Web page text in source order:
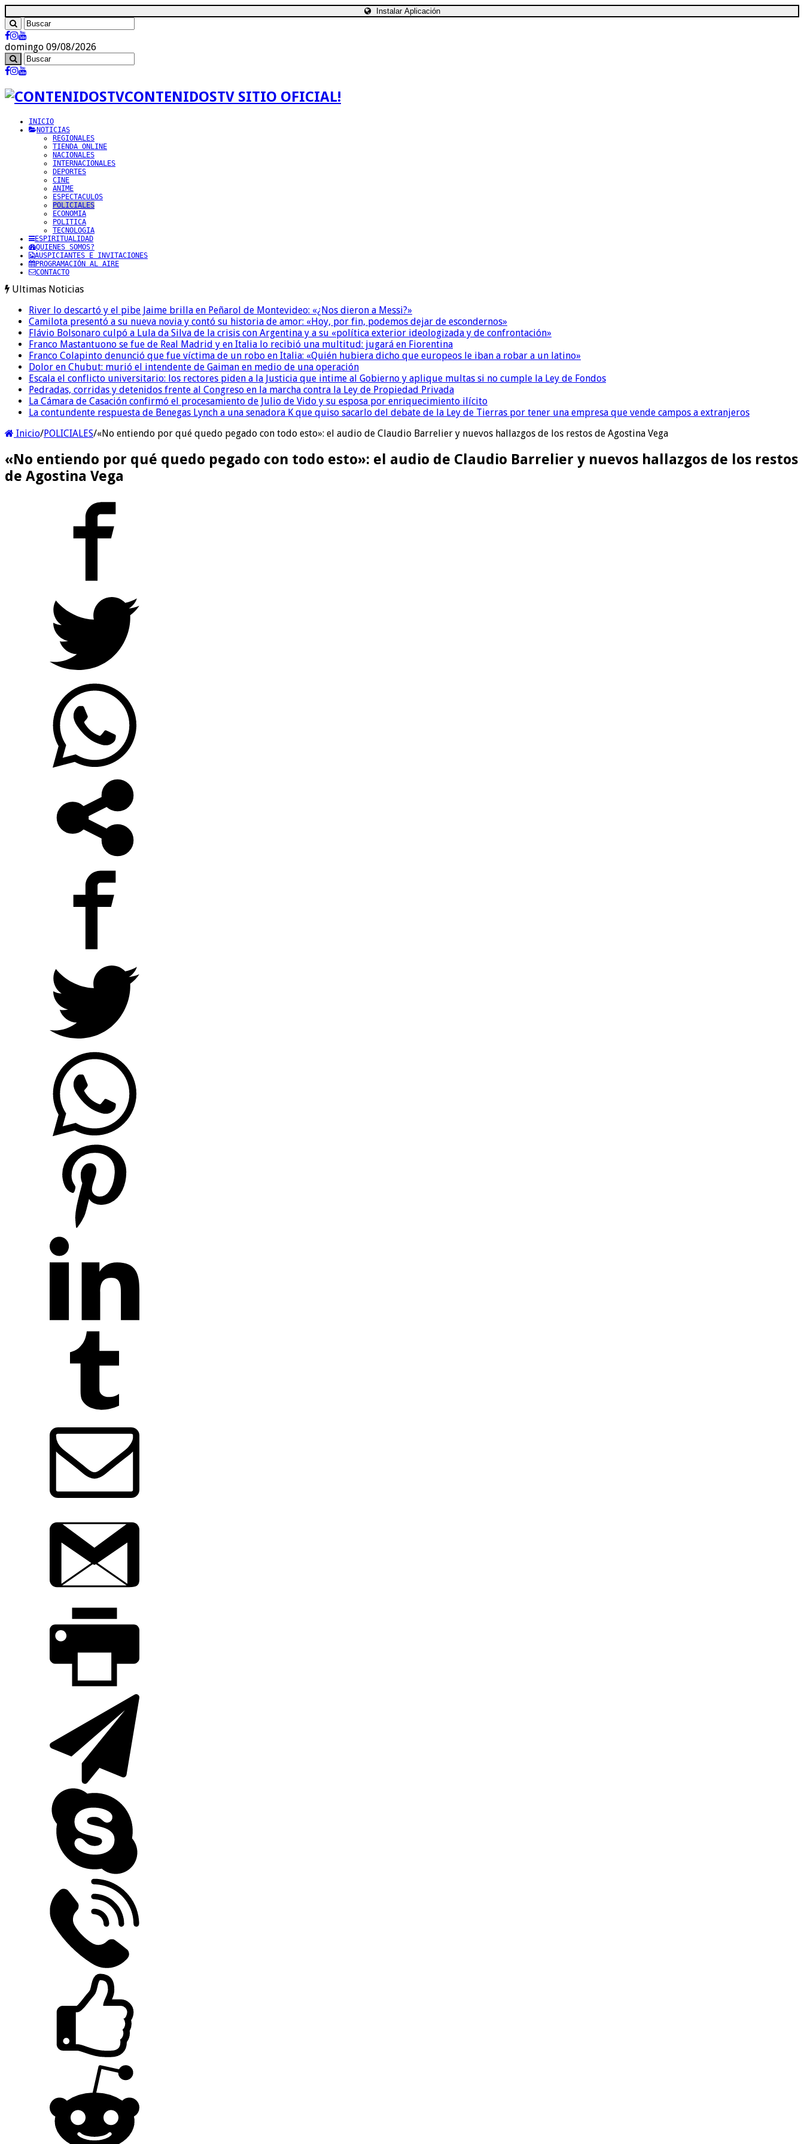
Instalar Aplicación
domingo 09/08/2026
CONTENIDOSTV SITIO OFICIAL!
INICIO
NOTICIAS
REGIONALES
TIENDA ONLINE
NACIONALES
INTERNACIONALES
DEPORTES
CINE
ANIME
ESPECTACULOS
POLICIALES
ECONOMIA
POLITICA
TECNOLOGIA
ESPIRITUALIDAD
QUIENES SOMOS?
AUSPICIANTES E INVITACIONES
PROGRAMACIÓN AL AIRE
CONTACTO
Ultimas Noticias
River lo descartó y el pibe Jaime brilla en Peñarol de Montevideo: «¿Nos dieron a Messi?»
Camilota presentó a su nueva novia y contó su historia de amor: «Hoy, por fin, podemos dejar de escondernos»
Flávio Bolsonaro culpó a Lula da Silva de la crisis con Argentina y a su «política exterior ideologizada y de confrontación»
Franco Mastantuono se fue de Real Madrid y en Italia lo recibió una multitud: jugará en Fiorentina
Franco Colapinto denunció que fue víctima de un robo en Italia: «Quién hubiera dicho que europeos le iban a robar a un latino»
Dolor en Chubut: murió el intendente de Gaiman en medio de una operación
Escala el conflicto universitario: los rectores piden a la Justicia que intime al Gobierno y aplique multas si no cumple la Ley de Fondos
Pedradas, corridas y detenidos frente al Congreso en la marcha contra la Ley de Propiedad Privada
La Cámara de Casación confirmó el procesamiento de Julio de Vido y su esposa por enriquecimiento ilícito
La contundente respuesta de Benegas Lynch a una senadora K que quiso sacarlo del debate de la Ley de Tierras por tener una empresa que vende campos a extranjeros
Inicio/POLICIALES/«No entiendo por qué quedo pegado con todo esto»: el audio de Claudio Barrelier y nuevos hallazgos de los restos de Agostina Vega
«No entiendo por qué quedo pegado con todo esto»: el audio de Claudio Barrelier y nuevos hallazgos de los restos
de Agostina Vega